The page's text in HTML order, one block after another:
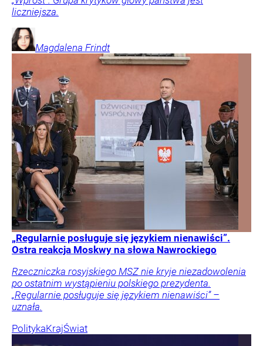
liczniejsza.
Magdalena Frindt
„Regularnie posługuje się językiem nienawiści”.
Ostra reakcja Moskwy na słowa Nawrockiego
Rzeczniczka rosyjskiego MSZ nie kryje niezadowolenia
po ostatnim wystąpieniu polskiego prezydenta.
„Regularnie posługuje się językiem nienawiści” –
uznała.
PolitykaKrajŚwiat